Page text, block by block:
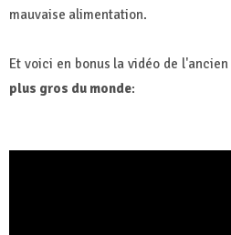
mauvaise alimentation.
Et voici en bonus la vidéo de
plus gros du monde: